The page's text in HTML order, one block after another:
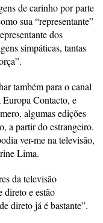
de carinho por parte
sua “representante”
dos
simpáticas, tantas
também para o canal
Contacto, e
algumas edições
a partir do estrangeiro.
ver-me na televisão,
Lima.
da televisão
direto e estão
direto já é bastante”.